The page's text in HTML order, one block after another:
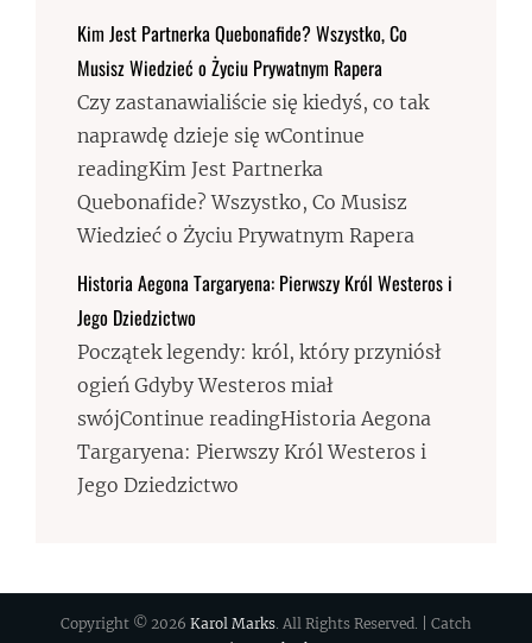
Kim Jest Partnerka Quebonafide? Wszystko, Co
Musisz Wiedzieć o Życiu Prywatnym Rapera
Czy zastanawialiście się kiedyś, co tak
naprawdę dzieje się wContinue
readingKim Jest Partnerka
Quebonafide? Wszystko, Co Musisz
Wiedzieć o Życiu Prywatnym Rapera
Historia Aegona Targaryena: Pierwszy Król Westeros i
Jego Dziedzictwo
Początek legendy: król, który przyniósł
ogień Gdyby Westeros miał
swójContinue readingHistoria Aegona
Targaryena: Pierwszy Król Westeros i
Jego Dziedzictwo
Copyright © 2026 Karol Marks. All Rights Reserved. | Catch